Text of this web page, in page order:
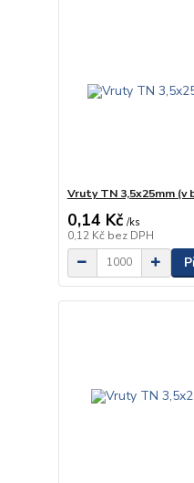
Vruty TN 3,5x25mm (v
0,14 Kč /ks
0,12 Kč bez DPH